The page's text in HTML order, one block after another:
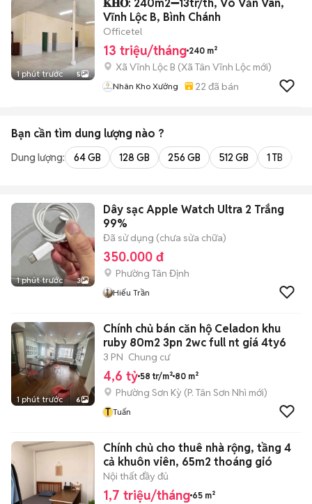
1 phút trước 5
𝐊𝐇𝐎: 240m2➖13tr/th, Võ Văn Vân,
Vĩnh Lộc B, Bình Chánh
Officetel
13 triệu/tháng 240 m²
Xã Vĩnh Lộc B (Xã Tân Vĩnh Lộc mới)
Nhân Kho Xưởng 22 đã bán
Bạn cần tìm dung lượng nào ?
Dung lượng: 64 GB 128 GB 256 GB 512 GB 1 TB
1 phút trước 3
Dây sạc Apple Watch Ultra 2 Trắng
99%
Đã sử dụng (chưa sửa chữa)
350.000 đ
Phường Tân Định
Hiếu Trần
1 phút trước 6
Chính chủ bán căn hộ Celadon khu
ruby 80m2 3pn 2wc full nt giá 4ty6
3 PN Chung cư
4,6 tỷ 58 tr/m² 80 m²
Phường Sơn Kỳ (P. Tân Sơn Nhì mới)
T Tuấn
Chính chủ cho thuê nhà rộng, tầng 4
cả khuôn viên, 65m2 thoáng gió
Nội thất đầy đủ
1,7 triệu/tháng 65 m²